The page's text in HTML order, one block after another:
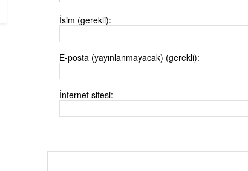
İsim (gerekli):
E-posta (yayınlanmayacak) (gerekli):
İnternet sitesi: